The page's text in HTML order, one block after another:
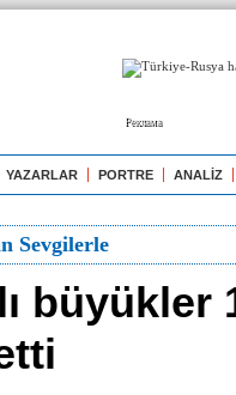
Реклама
YAZARLAR PORTRE ANALİZ
Sevgilerle
büyükler